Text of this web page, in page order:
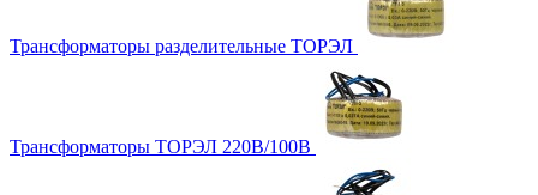
Трансформаторы разделительные ТОРЭЛ
Трансформаторы ТОРЭЛ 220В/100В